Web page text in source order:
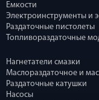
Емкости
Электроинструменты и
Раздаточные пистолеты
Топливораздаточные
Нагнетатели смазки
Маслораздаточное и
Раздаточные катушки
Насосы